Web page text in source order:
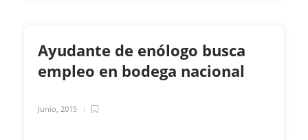
Ayudante de enólogo busca
empleo en bodega nacional
Junio, 2015